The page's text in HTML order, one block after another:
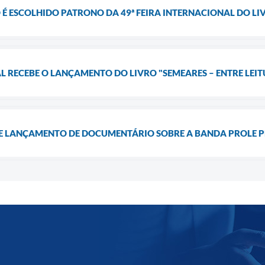
ESCOLHIDO PATRONO DA 49ª FEIRA INTERNACIONAL DO
O LANÇAMENTO DO LIVRO "SEMEARES – ENTRE
LANÇAMENTO DE DOCUMENTÁRIO SOBRE A BANDA